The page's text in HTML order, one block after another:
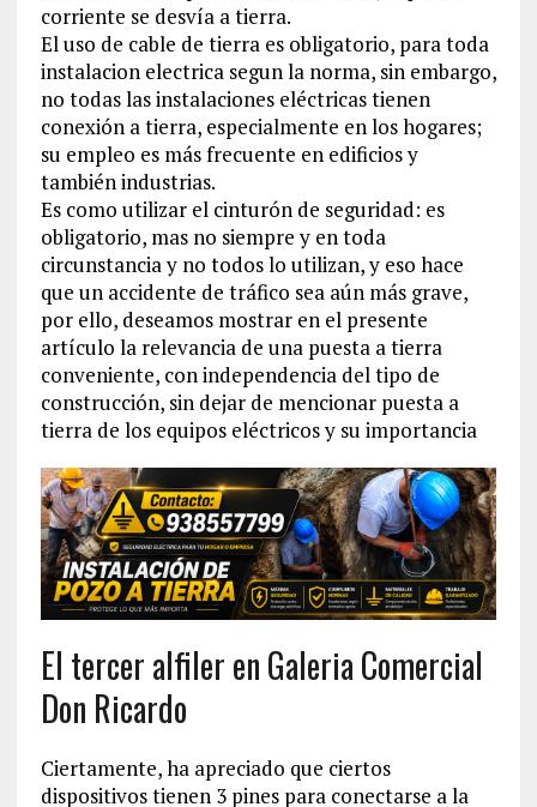
corriente se desvía a tierra.
El uso de cable de tierra es obligatorio, para toda
instalacion electrica segun la norma, sin embargo,
no todas las instalaciones eléctricas tienen
conexión a tierra, especialmente en los hogares;
su empleo es más frecuente en edificios y
también industrias.
Es como utilizar el cinturón de seguridad: es
obligatorio, mas no siempre y en toda
circunstancia y no todos lo utilizan, y eso hace
que un accidente de tráfico sea aún más grave,
por ello, deseamos mostrar en el presente
artículo la relevancia de una puesta a tierra
conveniente, con independencia del tipo de
construcción, sin dejar de mencionar puesta a
tierra de los equipos eléctricos y su importancia
El tercer alfiler en Galeria Comercial
Don Ricardo
Ciertamente, ha apreciado que ciertos
dispositivos tienen 3 pines para conectarse a la